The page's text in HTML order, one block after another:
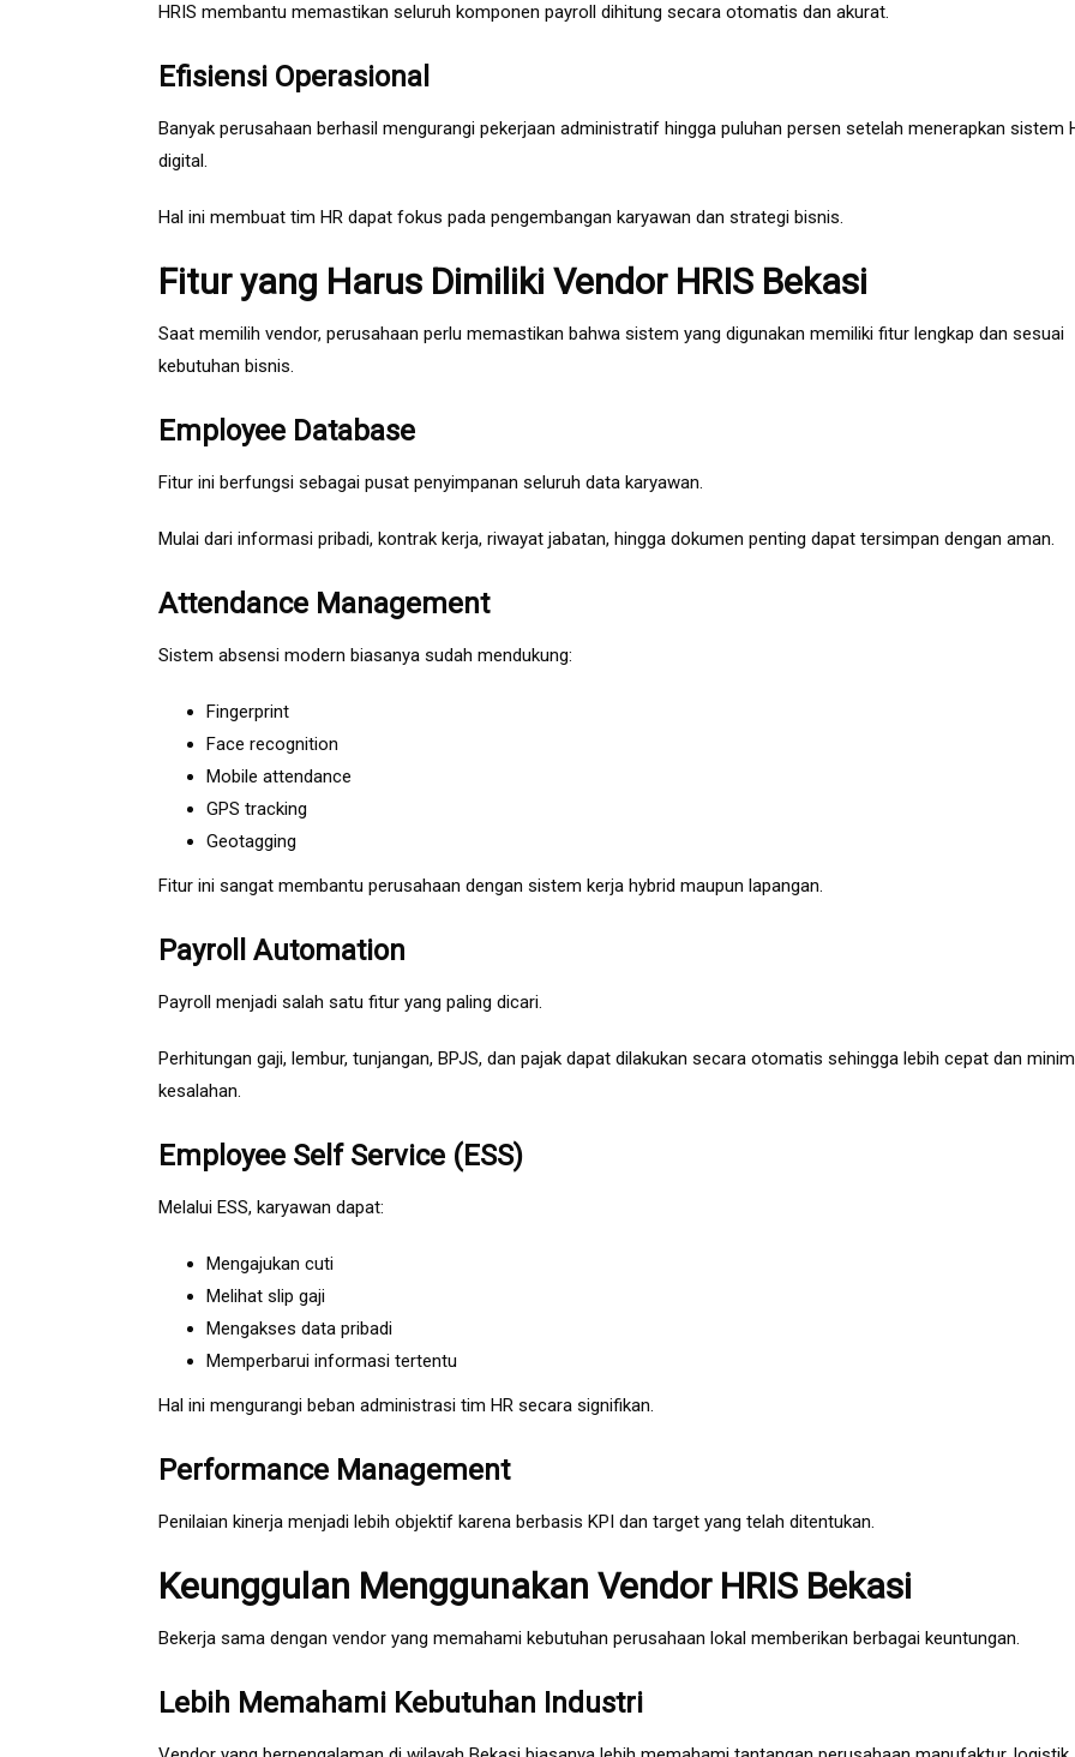
HRIS membantu memastikan seluruh komponen payroll dihitung secara otomatis dan akurat.
Efisiensi Operasional
Banyak perusahaan berhasil mengurangi pekerjaan administratif hingga puluhan persen setelah menerapkan sistem
digital.
Hal ini membuat tim HR dapat fokus pada pengembangan karyawan dan strategi bisnis.
Fitur yang Harus Dimiliki Vendor HRIS Bekasi
Saat memilih vendor, perusahaan perlu memastikan bahwa sistem yang digunakan memiliki fitur lengkap dan sesuai
kebutuhan bisnis.
Employee Database
Fitur ini berfungsi sebagai pusat penyimpanan seluruh data karyawan.
Mulai dari informasi pribadi, kontrak kerja, riwayat jabatan, hingga dokumen penting dapat tersimpan dengan aman.
Attendance Management
Sistem absensi modern biasanya sudah mendukung:
Fingerprint
Face recognition
Mobile attendance
GPS tracking
Geotagging
Fitur ini sangat membantu perusahaan dengan sistem kerja hybrid maupun lapangan.
Payroll Automation
Payroll menjadi salah satu fitur yang paling dicari.
Perhitungan gaji, lembur, tunjangan, BPJS, dan pajak dapat dilakukan secara otomatis sehingga lebih cepat dan minim
kesalahan.
Employee Self Service (ESS)
Melalui ESS, karyawan dapat:
Mengajukan cuti
Melihat slip gaji
Mengakses data pribadi
Memperbarui informasi tertentu
Hal ini mengurangi beban administrasi tim HR secara signifikan.
Performance Management
Penilaian kinerja menjadi lebih objektif karena berbasis KPI dan target yang telah ditentukan.
Keunggulan Menggunakan Vendor HRIS Bekasi
Bekerja sama dengan vendor yang memahami kebutuhan perusahaan lokal memberikan berbagai keuntungan.
Lebih Memahami Kebutuhan Industri